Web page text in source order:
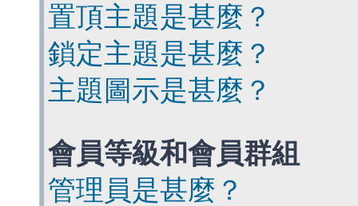
置頂主題是甚麼？
鎖定主題是甚麼？
主題圖示是甚麼？
會員等級和會員群組
管理員是甚麼？